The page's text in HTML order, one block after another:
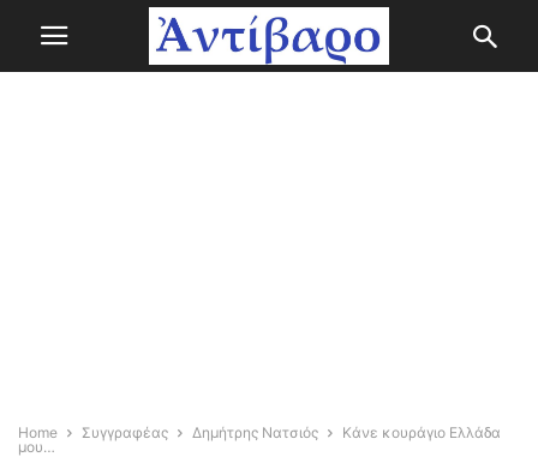
Home Συγγραφέας Δημήτρης Νατσιός
Κάνε κουράγιο Ελλάδα
μου…